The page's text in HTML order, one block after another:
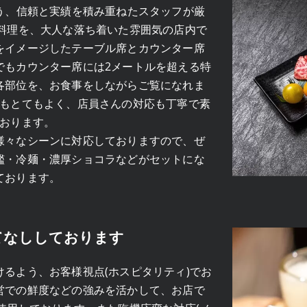
信頼と実績を積み重ねたスタッフが厳
を、大人な落ち着いた雰囲気の店内で
メージしたテーブル席とカウンター席
カウンター席には2メートルを超える特
位を、お食事をしながらご覧になれま
とてもよく、店員さんの対応も丁寧で素
ります。
なシーンに対応しておりますので、ぜ
冷麺・濃厚ショコラなどがセットにな
ります。
ししております
よう、お客様視点(ホスピタリティ)でお
の鮮度などの強みを活かして、お店で